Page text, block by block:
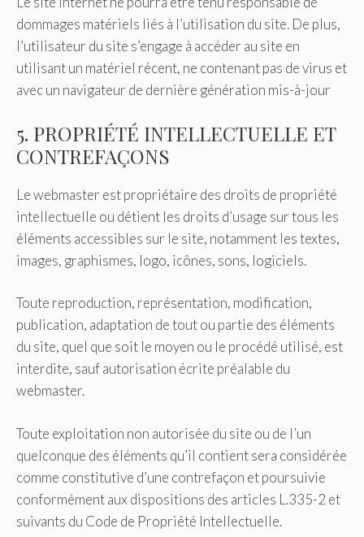
dommages matériels liés à l’utilisation du site. De plus,
l’utilisateur du site s’engage à accéder au site en
utilisant un matériel récent, ne contenant pas de virus et
avec un navigateur de dernière génération mis-à-jour
5. PROPRIÉTÉ INTELLECTUELLE ET
CONTREFAÇONS
Le webmaster est propriétaire des droits de propriété
intellectuelle ou détient les droits d’usage sur tous les
éléments accessibles sur le site, notamment les textes,
images, graphismes, logo, icônes, sons, logiciels.
Toute reproduction, représentation, modification,
publication, adaptation de tout ou partie des éléments
du site, quel que soit le moyen ou le procédé utilisé, est
interdite, sauf autorisation écrite préalable du
webmaster.
Toute exploitation non autorisée du site ou de l’un
quelconque des éléments qu’il contient sera considérée
comme constitutive d’une contrefaçon et poursuivie
conformément aux dispositions des articles L.335-2 et
suivants du Code de Propriété Intellectuelle.